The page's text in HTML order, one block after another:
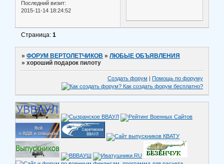
Последний визит:
2015-11-14 18:24:52
Страница:1
»ФОРУМ ВЕРТОЛЕТЧИКОВ »ЛЮБЫЕ ОБЪЯВЛЕНИЯ
»хороший подарок пилоту
Создать форум Помощь по форуму